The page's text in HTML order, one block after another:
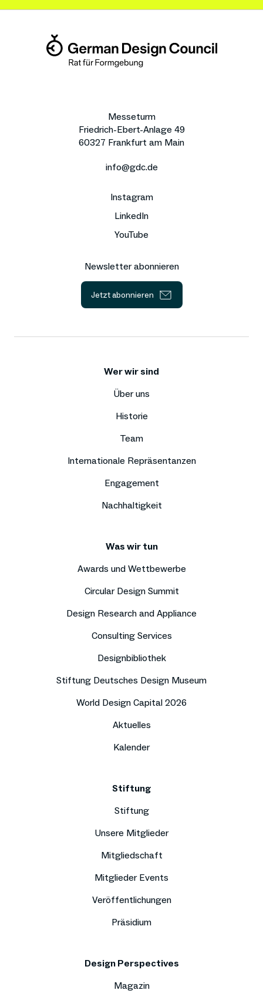
Messeturm
Friedrich-Ebert-Anlage 49
60327 Frankfurt am Main
info@gdc.de
Instagram
LinkedIn
YouTube
Newsletter abonnieren
Jetzt abonnieren
Wer wir sind
Über uns
Historie
Team
Internationale Repräsentanzen
Engagement
Nachhaltigkeit
Was wir tun
Awards und Wettbewerbe
Circular Design Summit
Design Research and Appliance
Consulting Services
Designbibliothek
Stiftung Deutsches Design Museum
World Design Capital 2026
Aktuelles
Kalender
Stiftung
Stiftung
Unsere Mitglieder
Mitgliedschaft
Mitglieder Events
Veröffentlichungen
Präsidium
Design Perspectives
Magazin